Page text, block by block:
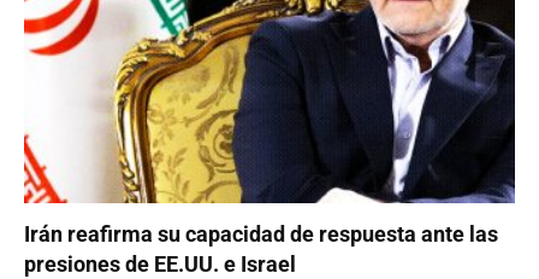
Irán reafirma su capacidad de respuesta ante las
presiones de EE.UU. e Israel